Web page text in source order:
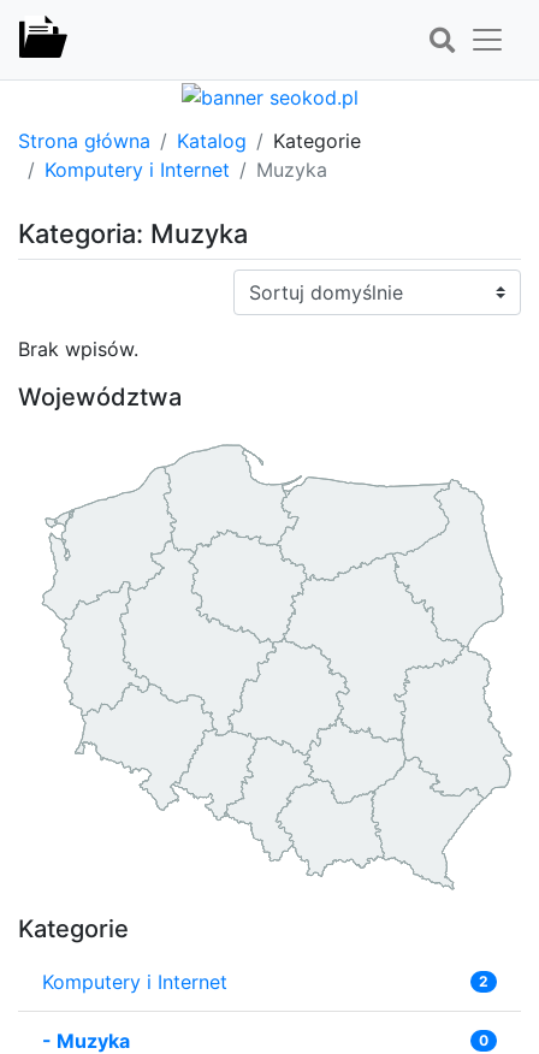
Strona główna Katalog
Kategorie
Komputery i Internet
Muzyka
Kategoria: Muzyka
Sortuj:
Brak wpisów.
Województwa
Kategorie
Komputery i Internet 2
- Muzyka 0